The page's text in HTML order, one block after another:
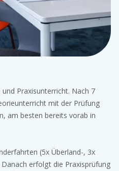
Praxisunterricht. Nach 7
mit der Prüfung
am besten bereits vorab in
(5x Überland-, 3x
erfolgt die Praxisprüfung